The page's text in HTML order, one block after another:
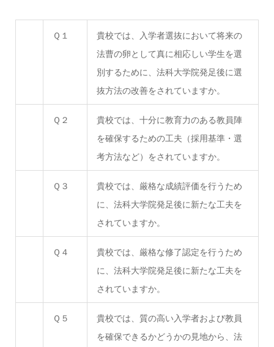
Ｑ１
貴校では、入学者選抜において将来の
法曹の卵として真に相応しい学生を選
別するために、法科大学院発足後に選
抜方法の改善をされていますか。
Ｑ２
貴校では、十分に教育力のある教員陣
を確保するための工夫（採用基準・選
考方法など）をされていますか。
Ｑ３
貴校では、厳格な成績評価を行うため
に、法科大学院発足後に新たな工夫を
されていますか。
Ｑ４
貴校では、厳格な修了認定を行うため
に、法科大学院発足後に新たな工夫を
されていますか。
Ｑ５
貴校では、質の高い入学者および教員
を確保できるかどうかの見地から、法